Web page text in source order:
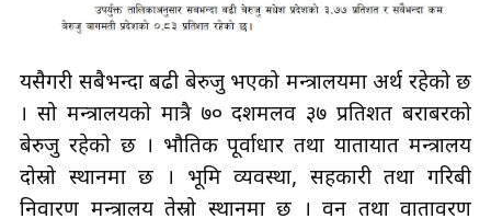
यसैगरी सबैभन्दा बढी बेरुजु भएको मन्त्रालयमा अर्थ रहेको छ
। सो मन्त्रालयको मात्रै ७० दशमलव ३७ प्रतिशत बराबरको
बेरुजु रहेको छ । भौतिक पूर्वाधार तथा यातायात मन्त्रालय
दोस्रो स्थानमा छ । भूमि व्यवस्था, सहकारी तथा गरिबी
निवारण मन्त्रालय तेस्रो स्थानमा छ । वन तथा वातावरण